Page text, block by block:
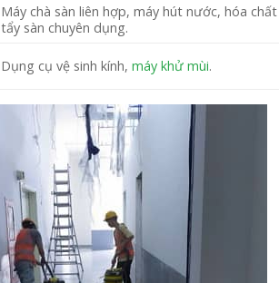
Máy chà sàn liên hợp, máy hút nước, hóa chất
tẩy sàn chuyên dụng.
Dụng cụ vệ sinh kính,máy khử mùi.